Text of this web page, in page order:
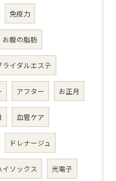
免疫力
お腹の脂肪
ライダルエステ
アフター お正月
血管ケア
ドレナージュ
イソックス 光電子